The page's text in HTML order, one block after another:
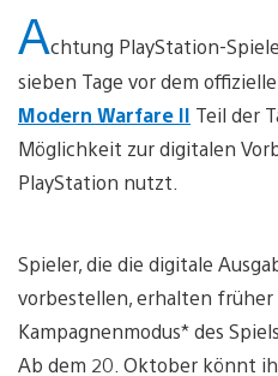
Achtung PlayStation-
sieben Tage vor dem
Modern Warfare II Teil der
Möglichkeit zur digitalen
PlayStation nutzt.
Spieler, die die digitale
vorbestellen, erhalten früher
Kampagnenmodus* des
Ab dem 20. Oktober könnt